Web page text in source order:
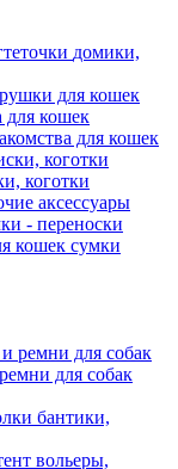
домики,
для кошек
для кошек
для кошек
коготки
аксессуары
- переноски
сумки
для собак
бантики,
вольеры,